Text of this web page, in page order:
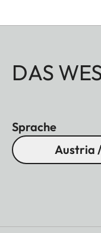
DAS
Sprache
Austria